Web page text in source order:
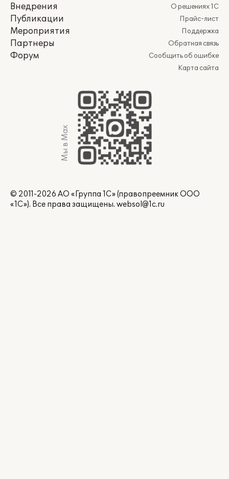
Внедрения
Публикации
Мероприятия
Партнеры
Форум
О решениях 1С
Прайс-лист
Поддержка
Обратная связь
Сообщить об ошибке
Карта сайта
Мы в Max
© 2011-2026 АО «Группа 1С» (правопреемник ООО
«1С»). Все права защищены. websol@1c.ru